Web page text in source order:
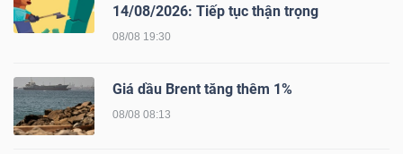
14/08/2026: Tiếp tục thận trọng
08/08 19:30
Giá dầu Brent tăng thêm 1%
08/08 08:13
PHIẾU
PHÁI
SINH